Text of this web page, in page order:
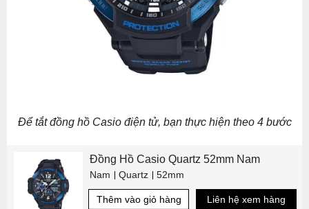
Để tắt đồng hồ Casio điện tử, bạn thực hiện theo 4 bước
Đồng Hồ Casio Quartz 52mm Nam
Nam Quartz 52mm
Thêm vào giỏ hàng Liên hệ xem hàng